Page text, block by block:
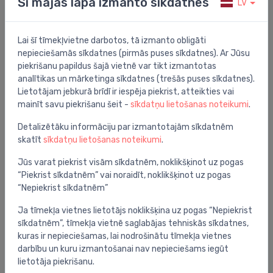
sīkdatņu
piekrišanas
iestatījumus:
Nepieciešamās
sīkdatnes
sīkdatnes
palīdz padarīt
vietni
lietojamu,
iespējojot
pamatfunkcijas,
piemēram,
navigāciju lapā
un piekļuvi
drošām vietnes
LV
Lai šī tīmekļvietne darbotos, tā izmanto obligāti
nepieciešamās sīkdatnes (pirmās puses sīkdatnes). Ar Jūsu
piekrišanu papildus šajā vietnē var tikt izmantotas
analītikas un mārketinga sīkdatnes (trešās puses sīkdatnes).
Lietotājam jebkurā brīdī ir iespēja piekrist, atteikties vai
mainīt savu piekrišanu šeit - sīkdatņu lietošanas noteikumi.
Detalizētāku informāciju par izmantotajām sīkdatnēm
skatīt sīkdatņu lietošanas noteikumi.
Jūs varat piekrist visām sīkdatnēm, noklikšķinot uz pogas
“Piekrist sīkdatnēm” vai noraidīt, noklikšķinot uz pogas
“Nepiekrist sīkdatnēm”
Ja tīmekļa vietnes lietotājs noklikšķina uz pogas “Nepiekrist
sīkdatnēm”, tīmekļa vietnē saglabājas tehniskās sīkdatnes,
kuras ir nepieciešamas, lai nodrošinātu tīmekļa vietnes
darbību un kuru izmantošanai nav nepieciešams iegūt
lietotāja piekrišanu.